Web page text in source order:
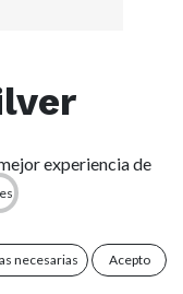
experiencia de
necesarias Acepto